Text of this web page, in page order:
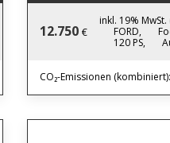
12.750 €
inkl. 19%
FORD,
120 PS,
CO₂-Emissionen